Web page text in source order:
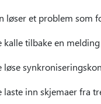
løser et problem som
kalle tilbake en
løse
laste inn skjemaer fra